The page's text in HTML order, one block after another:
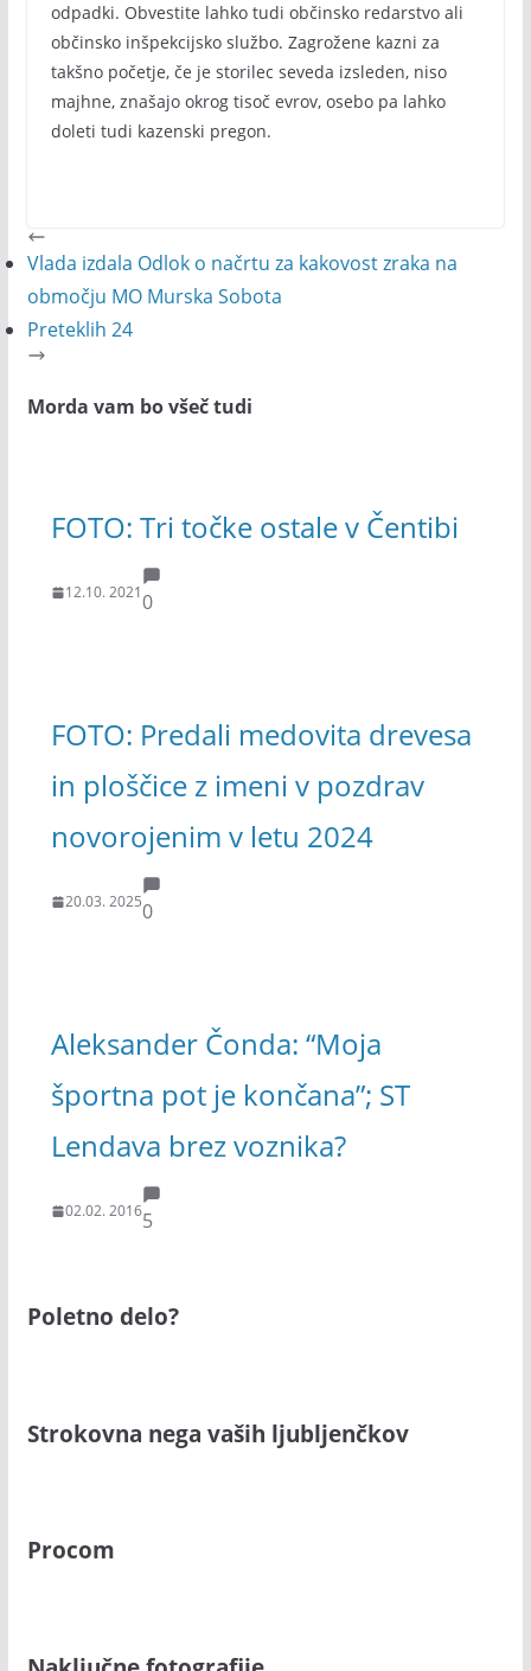
odpadki. Obvestite lahko tudi občinsko redarstvo ali
občinsko inšpekcijsko službo. Zagrožene kazni za
takšno početje, če je storilec seveda izsleden, niso
majhne, znašajo okrog tisoč evrov, osebo pa lahko
doleti tudi kazenski pregon.
Vlada izdala Odlok o načrtu za kakovost zraka na
območju MO Murska Sobota
Preteklih 24
Morda vam bo všeč tudi
FOTO: Tri točke ostale v Čentibi
12.10. 20210
FOTO: Predali medovita drevesa
in ploščice z imeni v pozdrav
novorojenim v letu 2024
20.03. 20250
Aleksander Čonda: “Moja
športna pot je končana”; ST
Lendava brez voznika?
02.02. 20165
Poletno delo?
Strokovna nega vaših ljubljenčkov
Procom